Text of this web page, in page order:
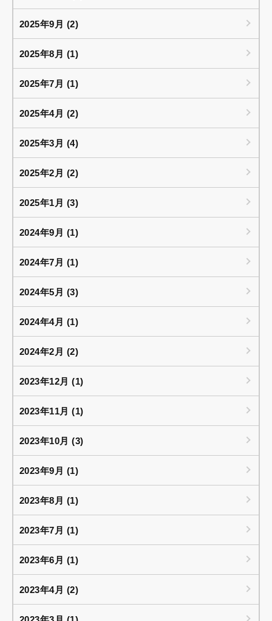
2025年9月 (2)
2025年8月 (1)
2025年7月 (1)
2025年4月 (2)
2025年3月 (4)
2025年2月 (2)
2025年1月 (3)
2024年9月 (1)
2024年7月 (1)
2024年5月 (3)
2024年4月 (1)
2024年2月 (2)
2023年12月 (1)
2023年11月 (1)
2023年10月 (3)
2023年9月 (1)
2023年8月 (1)
2023年7月 (1)
2023年6月 (1)
2023年4月 (2)